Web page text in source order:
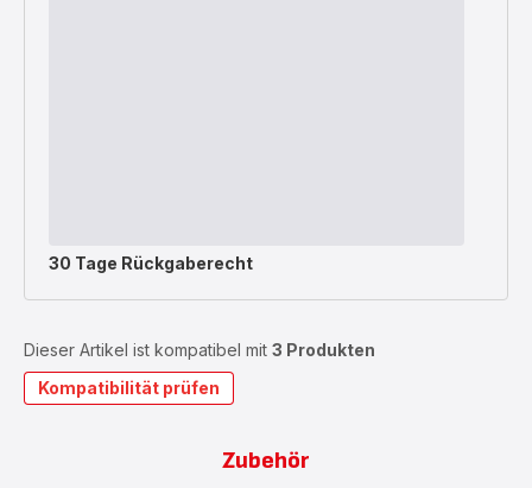
30 Tage Rückgaberecht
Dieser Artikel ist kompatibel mit 3 Produkten
Kompatibilität prüfen
Zubehör